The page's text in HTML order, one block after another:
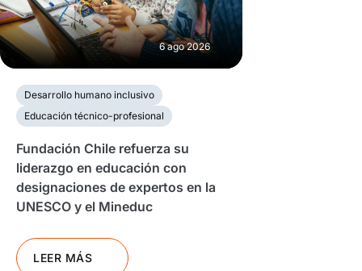
6 ago 2026
Desarrollo humano inclusivo
Educación técnico-profesional
Fundación Chile refuerza su
liderazgo en educación con
designaciones de expertos en la
UNESCO y el Mineduc
LEER MÁS